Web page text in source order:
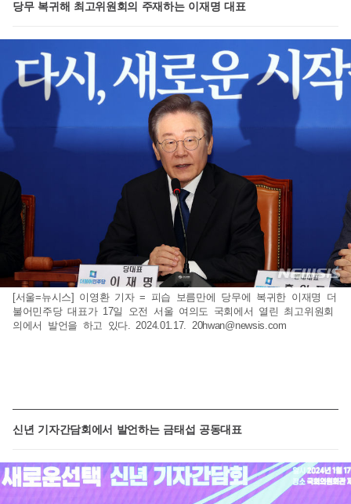
당무 복귀해 최고위원회의 주재하는 이재명 대표
[서울=뉴시스] 이영환 기자 = 피습 보름만에 당무에 복귀한 이재명 더
불어민주당 대표가 17일 오전 서울 여의도 국회에서 열린 최고위원회
의에서 발언을 하고 있다. 2024.01.17. 20hwan@newsis.com
신년 기자간담회에서 발언하는 금태섭 공동대표